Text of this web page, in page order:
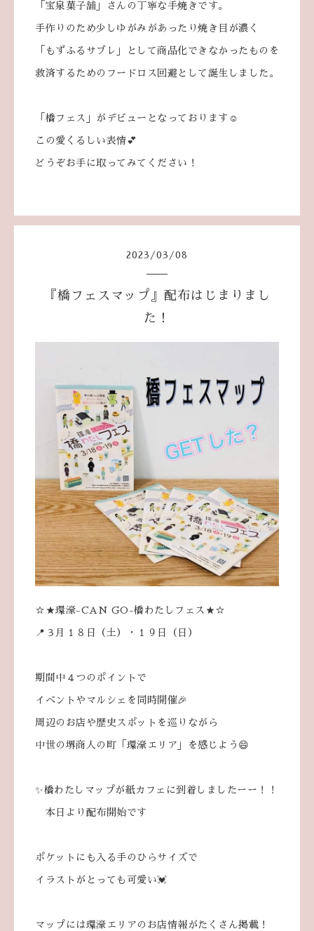
「宝泉菓子舗」さんの丁寧な手焼きです。
手作りのため少しゆがみがあったり焼き目が濃く
「もずふるサブレ」として商品化できなかったものを
救済するためのフードロス回避として誕生しました。
「橋フェス」がデビューとなっております☺
この愛くるしい表情💕
どうぞお手に取ってみてください！
2023 /03 /08
『橋フェスマップ』配布はじまりまし
た！
☆★環濠-CAN GO-橋わたしフェス★☆
📍３月１８日（土）・１９日（日）
期間中４つのポイントで
イベントやマルシェを同時開催🎉
周辺のお店や歴史スポットを巡りながら
中世の堺商人の町「環濠エリア」を感じよう😄
✨橋わたしマップが紙カフェに到着しましたーー！！
本日より配布開始です
ポケットにも入る手のひらサイズで
イラストがとっても可愛い💓
マップには環濠エリアのお店情報がたくさん掲載！